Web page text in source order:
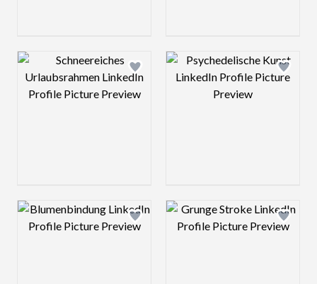
Design preview image Design preview
Design preview image Design preview